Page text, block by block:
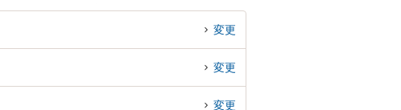
相談できる鎌ケ谷市内の弁護士に相談予約したい』な
変更
変更
変更